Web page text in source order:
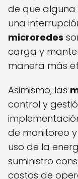
de que
una
microredes
carga y
manera más
Asimismo, las
control y
de monitoreo
uso de la
suministro
costos de